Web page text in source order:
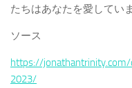
たちはあなたを愛してい
ソース
https://
2023/